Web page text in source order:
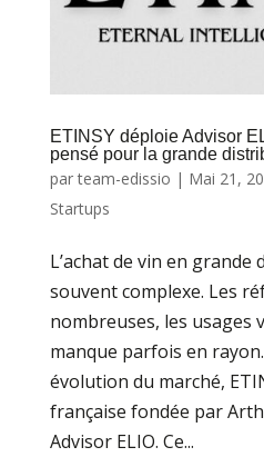
ETINSY déploie Advisor
pensé pour la grande
parteam-edissio | Mai 21,
Startups
L’achat de vin en
souvent complexe. Les
nombreuses, les usages
manque parfois en
évolution du marché,
française fondée par
Advisor ELIO. Ce...